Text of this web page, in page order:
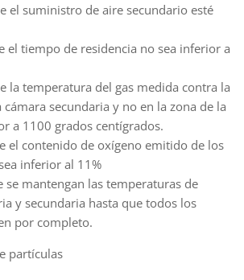
el suministro de aire secundario esté
el tiempo de residencia no sea inferior a
la temperatura del gas medida contra la
secundaria y no en la zona de la
a 1100 grados centígrados.
el contenido de oxígeno emitido de los
inferior al 11%
se mantengan las temperaturas de
y secundaria hasta que todos los
por completo.
partículas